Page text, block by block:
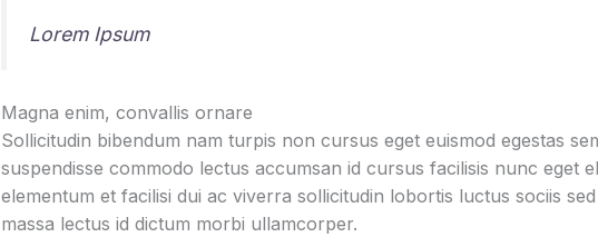
Lorem Ipsum
Magna enim, convallis ornare
Sollicitudin bibendum nam turpis non cursus eget euismod egestas
suspendisse commodo lectus accumsan id cursus facilisis nunc eget
elementum et facilisi dui ac viverra sollicitudin lobortis luctus sociis
massa lectus id dictum morbi ullamcorper.